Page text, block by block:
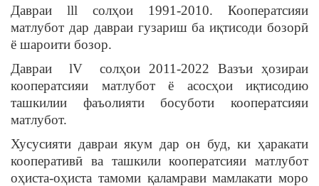
Давраи lll солҳои 1991-2010. Кооператсияи
матлубот дар давраи гузариш ба иқтисоди бозорӣ
ё шароити бозор.
Давраи lV солҳои 2011-2022 Вазъи ҳозираи
кооператсияи матлубот ё асосҳои иқтисодию
ташкилии фаъолияти босуботи кооператсияи
матлубот.
Хусусияти давраи якум дар он буд, ки ҳаракати
кооперативӣ ва ташкили кооператсияи матлубот
оҳиста-оҳиста тамоми қаламрави мамлакати моро